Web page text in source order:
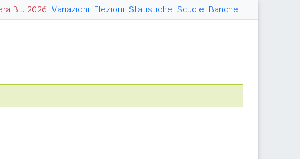
Blu 2026 Variazioni Elezioni Statistiche Scuole Banche